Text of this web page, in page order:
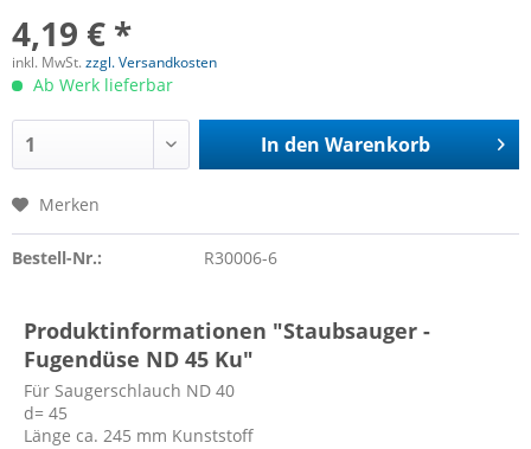
4,19 € *
inkl. MwSt. zzgl. Versandkosten
Ab Werk lieferbar
In den Warenkorb
Merken
Bestell-Nr.: R30006-6
Produktinformationen "Staubsauger -
Fugendüse ND 45 Ku"
Für Saugerschlauch ND 40
d= 45
Länge ca. 245 mm Kunststoff